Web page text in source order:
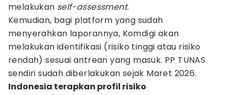
melakukan self-assessment.
Kemudian, bagi platform yang sudah
menyerahkan laporannya, Komdigi akan
melakukan identifikasi (risiko tinggi atau risiko
rendah) sesuai antrean yang masuk. PP TUNAS
sendiri sudah diberlakukan sejak Maret 2026.
Indonesia terapkan profil risiko